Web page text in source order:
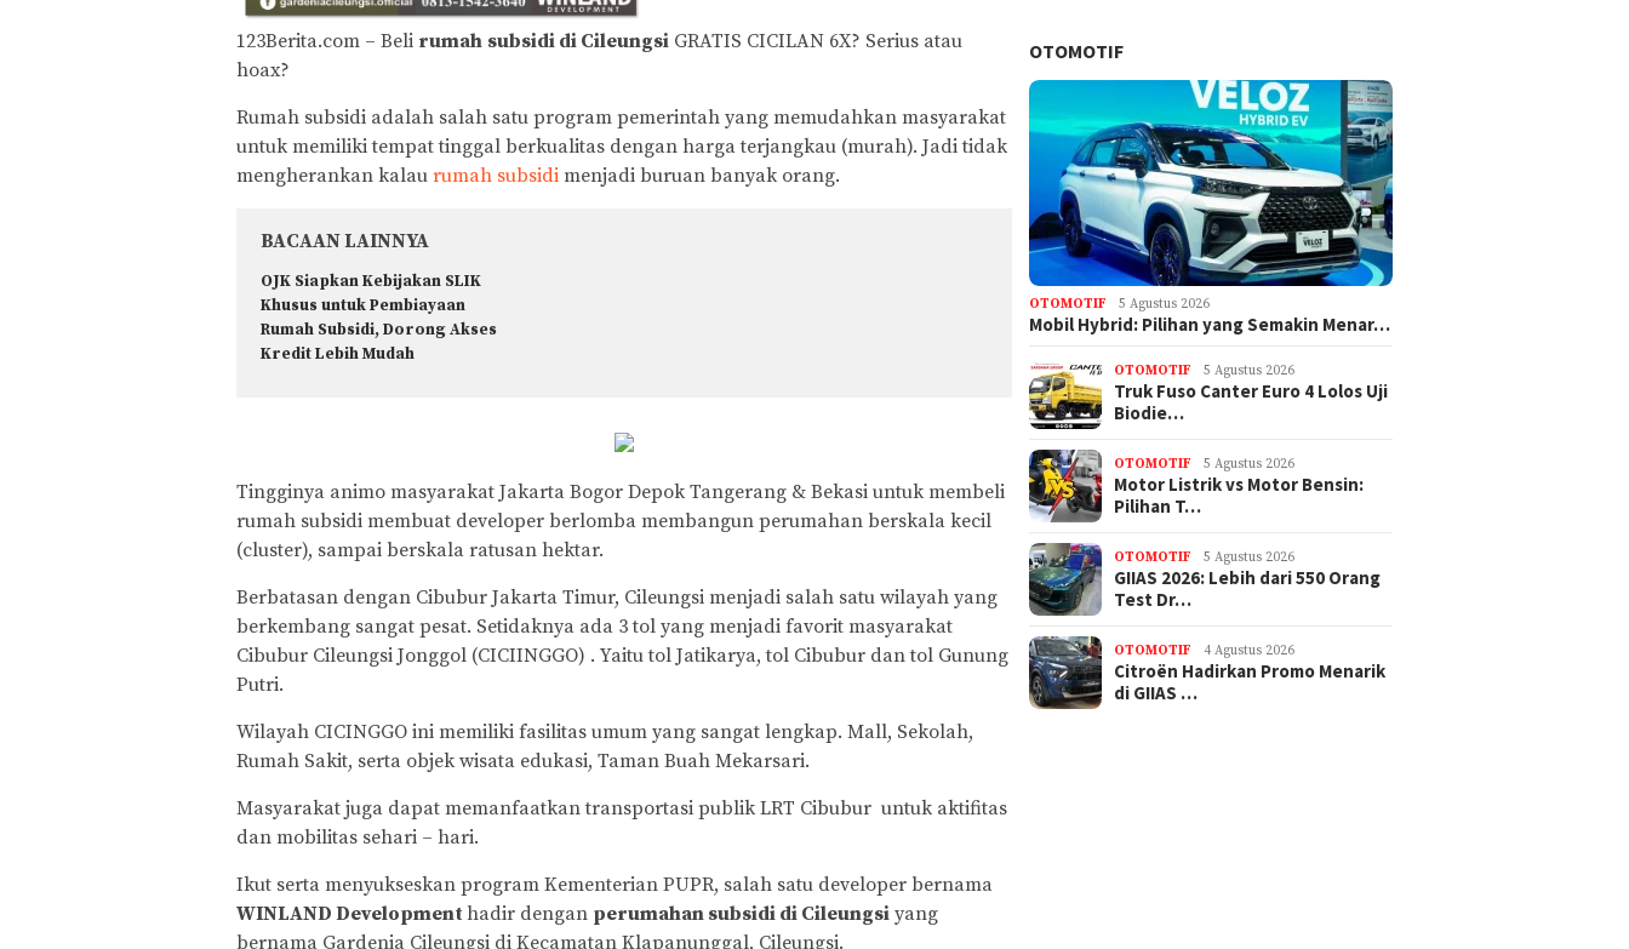
123Berita.com – Beli rumah subsidi di Cileungsi GRATIS CICILAN 6X? Serius atau
hoax?
Rumah subsidi adalah salah satu program pemerintah yang memudahkan masyarakat
untuk memiliki tempat tinggal berkualitas dengan harga terjangkau (murah). Jadi tidak
mengherankan kalau rumah subsidi menjadi buruan banyak orang.
BACAAN LAINNYA
OJK Siapkan Kebijakan SLIK
Khusus untuk Pembiayaan
Rumah Subsidi, Dorong Akses
Kredit Lebih Mudah
Tingginya animo masyarakat Jakarta Bogor Depok Tangerang & Bekasi untuk membeli
rumah subsidi membuat developer berlomba membangun perumahan berskala kecil
(cluster), sampai berskala ratusan hektar.
Berbatasan dengan Cibubur Jakarta Timur, Cileungsi menjadi salah satu wilayah yang
berkembang sangat pesat. Setidaknya ada 3 tol yang menjadi favorit masyarakat
Cibubur Cileungsi Jonggol (CICIINGGO) . Yaitu tol Jatikarya, tol Cibubur dan tol Gunung
Putri.
Wilayah CICINGGO ini memiliki fasilitas umum yang sangat lengkap. Mall, Sekolah,
Rumah Sakit, serta objek wisata edukasi, Taman Buah Mekarsari.
Masyarakat juga dapat memanfaatkan transportasi publik LRT Cibubur untuk aktifitas
dan mobilitas sehari – hari.
Ikut serta menyukseskan program Kementerian PUPR, salah satu developer bernama
WINLAND Development hadir dengan perumahan subsidi di Cileungsi yang
bernama Gardenia Cileungsi di Kecamatan Klapanunggal, Cileungsi.
OTOMOTIF
OTOMOTIF 5 Agustus 2026
Mobil Hybrid: Pilihan yang Semakin Menar…
OTOMOTIF 5 Agustus 2026
Truk Fuso Canter Euro 4 Lolos Uji
Biodie…
OTOMOTIF 5 Agustus 2026
Motor Listrik vs Motor Bensin:
Pilihan T…
OTOMOTIF 5 Agustus 2026
GIIAS 2026: Lebih dari 550 Orang
Test Dr…
OTOMOTIF 4 Agustus 2026
Citroën Hadirkan Promo Menarik
di GIIAS …